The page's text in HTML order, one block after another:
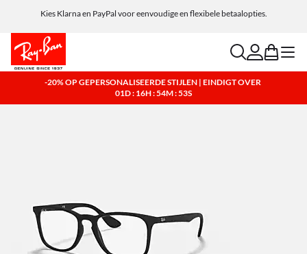
Kies Klarna en PayPal voor eenvoudige en flexibele betaalopties.
searchaccount
bag menu
-20% OP GEPERSONALISEERDE STIJLEN | EINDIGT OVER
01D : 16H : 54M : 53S